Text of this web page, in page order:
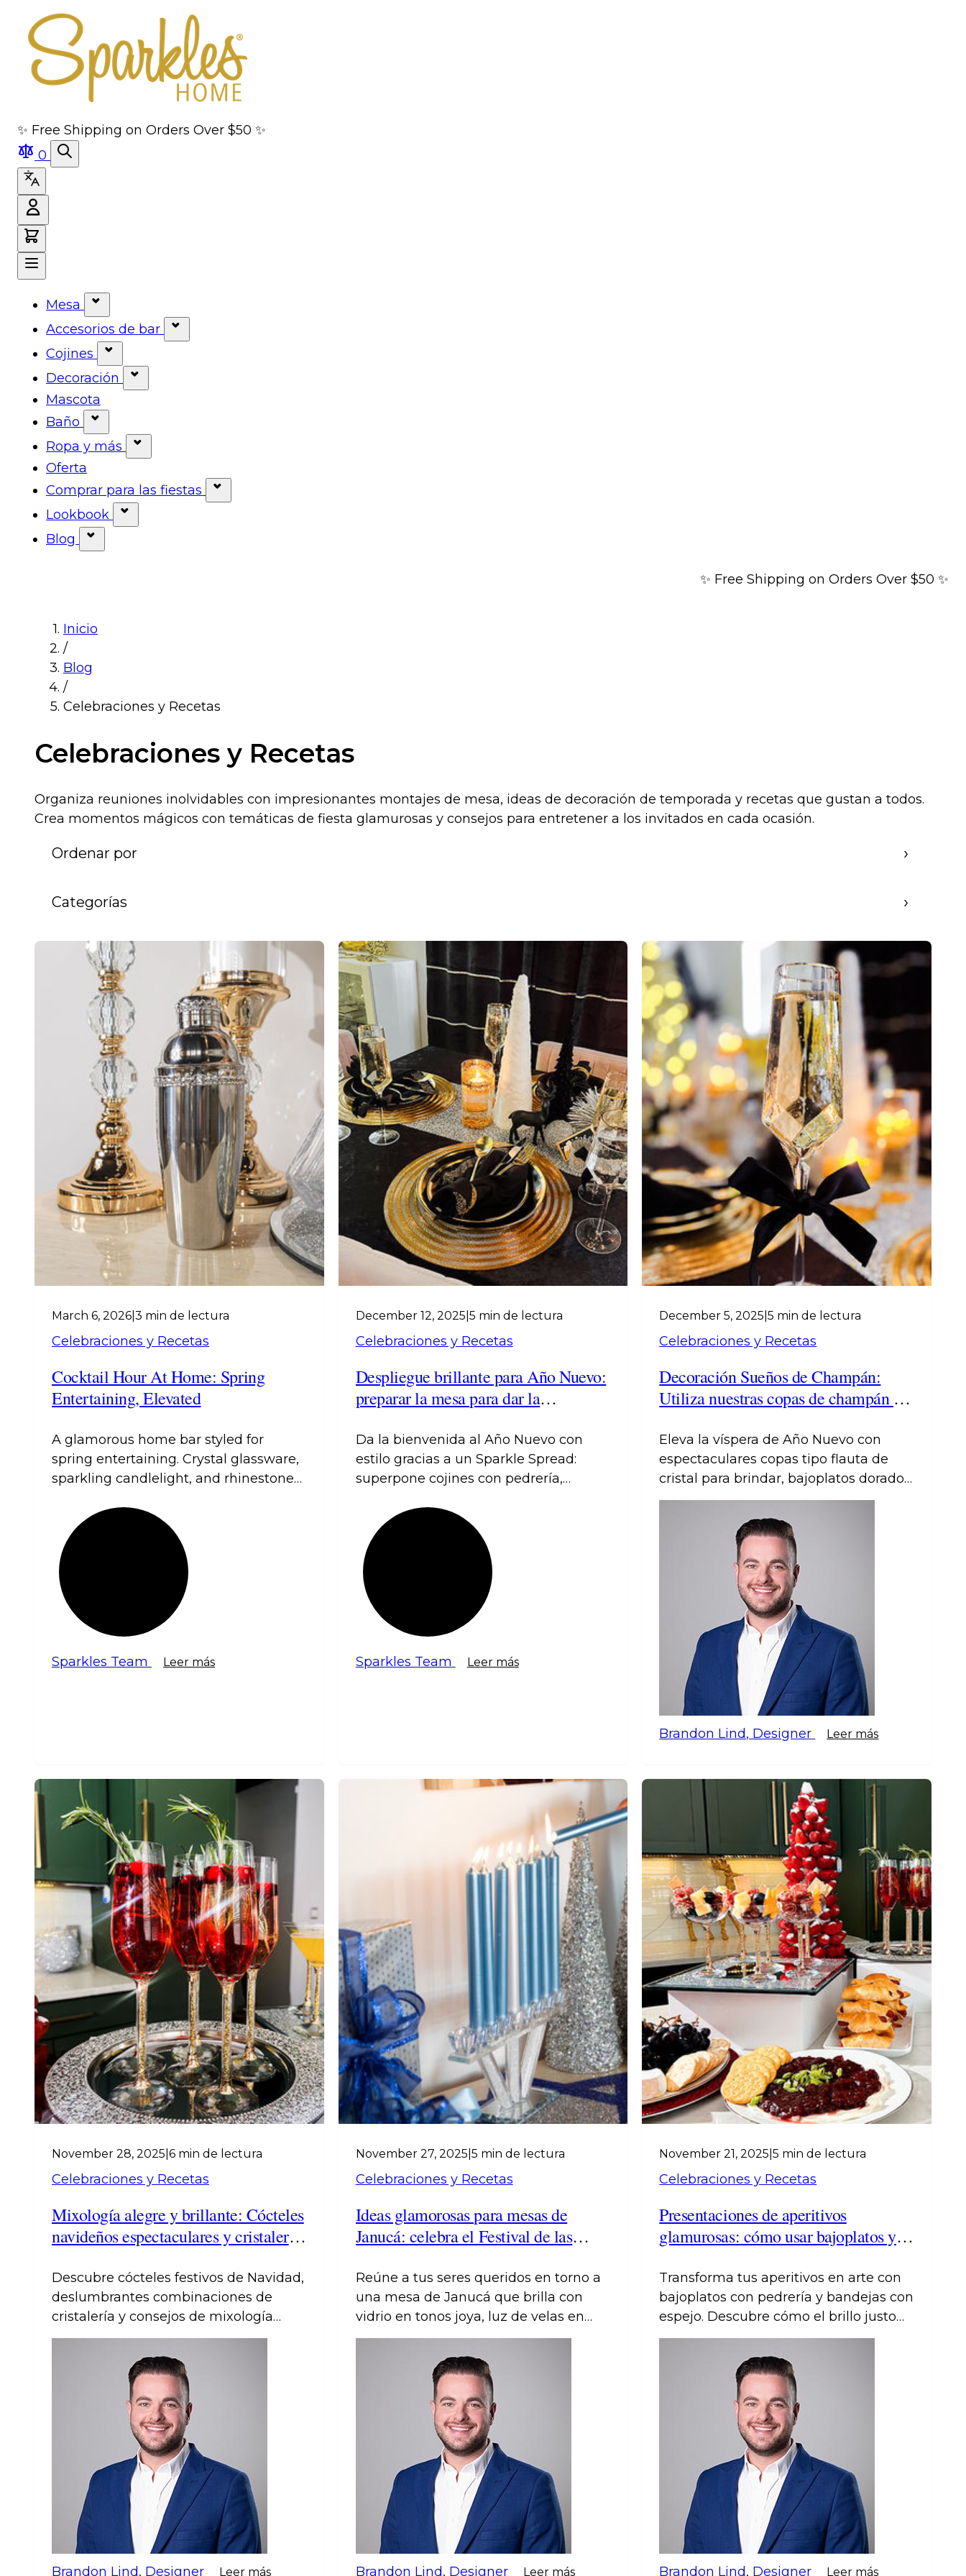
✨ Free Shipping on Orders Over $50 ✨
0
Mesa
Mostrar submenú para la categoría Mesa
Accesorios de bar
Cojines
Mostrar submenú para la categoría Cojines
Decoración
Mascota
Baño
Mostrar submenú para la categoría Baño
Ropa y más
Oferta
Comprar para las fiestas
Lookbook
Blog
✨ Free Shipping on Orders Over $50 ✨
Inicio
/
Blog
/
Celebraciones y Recetas
Celebraciones y Recetas
Organiza reuniones inolvidables con impresionantes montajes de mesa, ideas de decoración de temporada y recetas que gustan a todos.
Crea momentos mágicos con temáticas de fiesta glamurosas y consejos para entretener a los invitados en cada ocasión.
Ordenar por
Categorías
March 6, 2026 3 min de lectura
Celebraciones y Recetas
Cocktail Hour At Home: Spring
Entertaining, Elevated
A glamorous home bar styled for
spring entertaining. Crystal glassware,
sparkling candlelight, and rhinestone
citrus scents and pastel hues evoke a
fresh, lively atmosphere. Signature
cocktails and luxe accents inspire
unforgettable evenings with friends.
Sparkles Team Leer más
December 12, 2025 5 min de lectura
Celebraciones y Recetas
Despliegue brillante para Año Nuevo:
preparar la mesa para dar la
Da la bienvenida al Año Nuevo con
estilo gracias a un Sparkle Spread:
superpone cojines con pedrería,
lujo para crear una mesa glamorosa,
completa con ideas de regalos chic
para celebraciones inolvidables.
Sparkles Team Leer más
December 5, 2025 |5 min de lectura
Celebraciones y Recetas
Decoración Sueños de Champán:
Utiliza nuestras copas de champán de
por el Año Nuevo
Eleva la víspera de Año Nuevo con
espectaculares copas tipo flauta de
cristal para brindar, bajoplatos dorados
resplandecientes y detalles metálicos.
Transforma tu mesa en una escena
glamurosa y centelleante, digna de un
Brandon Lind, Designer Leer más
November 28, 2025 6 min de lectura
Celebraciones y Recetas
Mixología alegre y brillante: Cócteles
navideños espectaculares y cristalería
Descubre cócteles festivos de Navidad,
deslumbrantes combinaciones de
cristalería y consejos de mixología
profesional para que tus reuniones
navideñas sean realmente alegres y
radiantes. ¡Brilla en cada brindis!
Brandon Lind, Designer Leer más
November 27, 2025 5 min de lectura
Celebraciones y Recetas
Ideas glamorosas para mesas de
Janucá: celebra el Festival de las
Reúne a tus seres queridos en torno a
una mesa de Janucá que brilla con
vidrio en tonos joya, luz de velas en
cristal y vajilla reluciente. Eleva la
Fiesta de las Luces con una decoración
de lujo y centelleante.
Brandon Lind, Designer Leer más
November 21, 2025 |5 min de lectura
Celebraciones y Recetas
Presentaciones de aperitivos
glamurosas: cómo usar bajoplatos y
deslumbrantes
Transforma tus aperitivos en arte con
bajoplatos con pedrería y bandejas con
espejo. Descubre cómo el brillo justo
eleva cualquier reunión de lo simple a
lo deslumbrante—¡a tus invitados les
Brandon Lind, Designer Leer más